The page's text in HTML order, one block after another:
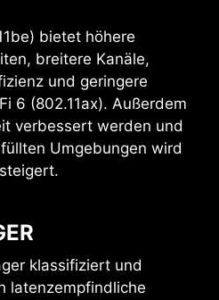
bietet höhere
breitere Kanäle,
und geringere
6 (802.11ax). Außerdem
verbessert werden und
Umgebungen wird
klassifiziert und
latenzempfindliche
/ DOCKS